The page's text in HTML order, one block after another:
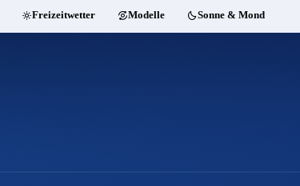
Freizeitwetter Modelle Sonne & Mond